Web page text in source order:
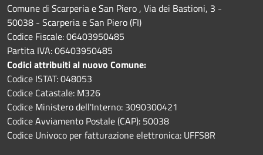
Comune di Scarperia e San Piero , Via dei Bastioni, 3 -
50038 - Scarperia e San Piero (FI)
Codice Fiscale: 06403950485
Partita IVA: 06403950485
Codici attribuiti al nuovo Comune:
Codice ISTAT: 048053
Codice Catastale: M326
Codice Ministero dell'Interno: 3090300421
Codice Avviamento Postale (CAP): 50038
Codice Univoco per fatturazione elettronica: UFFS8R